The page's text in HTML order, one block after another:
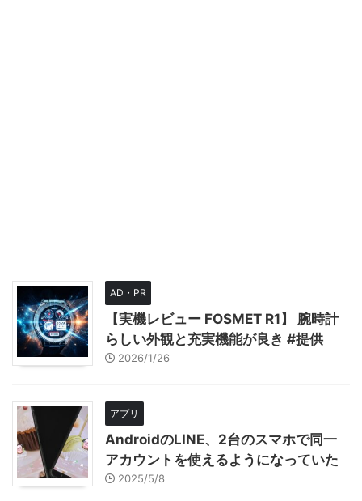
AD・PR
【実機レビュー FOSMET R1】 腕時計
らしい外観と充実機能が良き #提供
2026/1/26
アプリ
AndroidのLINE、2台のスマホで同一
アカウントを使えるようになっていた
2025/5/8